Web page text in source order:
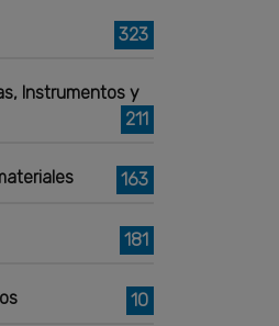
323
Instrumentos y
211
163
181
10